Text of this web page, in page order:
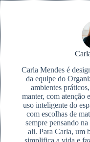
Carla Mendes é
da equipe do
ambientes
manter, com atenção
uso inteligente do
com escolhas de
sempre pensando
ali. Para Carla, um
simplifica a vida e